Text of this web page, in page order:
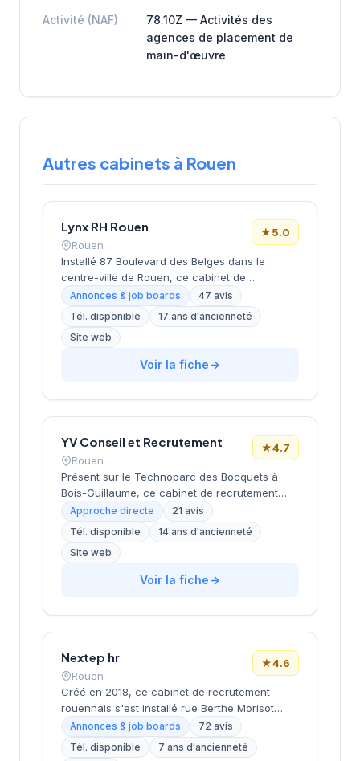
Activité (NAF)
78.10Z — Activités des
agences de placement de
main-d'œuvre
Autres cabinets à Rouen
Lynx RH Rouen
Rouen
★5.0
Installé 87 Boulevard des Belges dans le
centre-ville de Rouen, ce cabinet de
recrutement développe ses activités de
placement et de conseil en ressources
humaines sous la direction de M. Wirotius. La
structure propose des services d'intérim et de
recrutement permanent à destination des
entreprises normandes. Les 47 avis clients
reconnaissance client illustre l'efficacité de
l'accompagnement proposé dans le bassin
rouennais.
Annonces & job boards
47 avis
Tél. disponible
17 ans d'ancienneté
Site web
Voir la fiche
YV Conseil et Recrutement
Rouen
★4.7
Présent sur le Technoparc des Bocquets à
Bois-Guillaume, ce cabinet de recrutement
intervient sur l'ensemble de l'agglomération
rouennaise. Dirigé par Vert Frech, il
accompagne les entreprises normandes dans
leurs recrutements de cadres et profils
spécialisés. La structure bénéficie d'une
excellente réputation client avec une note
économique local.
Approche directe
21 avis
Tél. disponible
14 ans d'ancienneté
Site web
Voir la fiche
Nextep hr
Rouen
★4.6
Créé en 2018, ce cabinet de recrutement
rouennais s'est installé rue Berthe Morisot
dans l'immeuble Phébé. La structure
accompagne les entreprises de la région dans
leurs problématiques de recrutement et de
Annonces & job boards
72 avis
Tél. disponible
7 ans d'ancienneté